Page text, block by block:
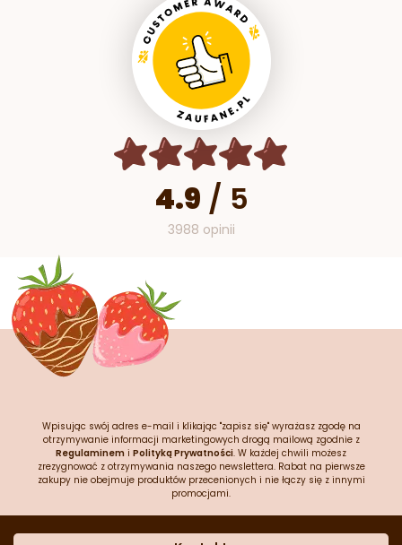
4.9 / 5
3988 opinii
Wpisując swój adres e-mail i klikając "zapisz się" wyrażasz zgodę na
otrzymywanie informacji marketingowych drogą mailową zgodnie z
Regulaminem i Polityką Prywatności. W każdej chwili możesz
zrezygnować z otrzymywania naszego newslettera. Rabat na pierwsze
zakupy nie obejmuje produktów przecenionych i nie łączy się z innymi
promocjami.